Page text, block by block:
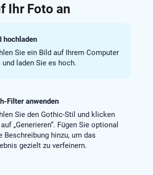
Ihr Foto an
hochladen
Sie ein Bild auf Ihrem Computer
und laden Sie es hoch.
Filter anwenden
Sie den Gothic-Stil und klicken
„Generieren“. Fügen Sie optional
Beschreibung hinzu, um das
gezielt zu verfeinern.